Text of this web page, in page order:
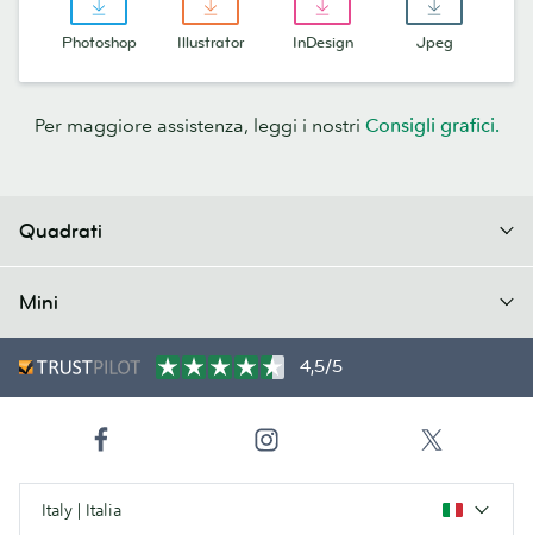
Photoshop Illustrator InDesign Jpeg
Per maggiore assistenza, leggi i nostri Consigli grafici.
Quadrati
Mini
4,5/5
Italy | Italia